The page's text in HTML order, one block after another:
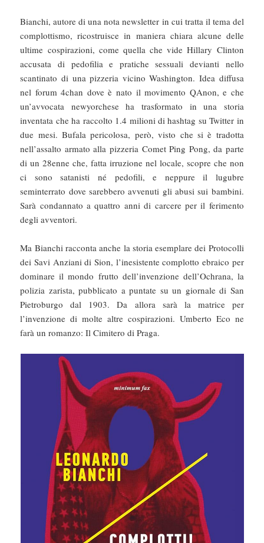
Bianchi, autore di una nota newsletter in cui tratta il tema del
complottismo, ricostruisce in maniera chiara alcune delle
ultime cospirazioni, come quella che vide Hillary Clinton
accusata di pedofilia e pratiche sessuali devianti nello
scantinato di una pizzeria vicino Washington. Idea diffusa
nel forum 4chan dove è nato il movimento QAnon, e che
un’avvocata newyorchese ha trasformato in una storia
inventata che ha raccolto 1.4 milioni di hashtag su Twitter in
due mesi. Bufala pericolosa, però, visto che si è tradotta
nell’assalto armato alla pizzeria Comet Ping Pong, da parte
di un 28enne che, fatta irruzione nel locale, scopre che non
ci sono satanisti né pedofili, e neppure il lugubre
seminterrato dove sarebbero avvenuti gli abusi sui bambini.
Sarà condannato a quattro anni di carcere per il ferimento
degli avventori.
Ma Bianchi racconta anche la storia esemplare dei Protocolli
dei Savi Anziani di Sion, l’inesistente complotto ebraico per
dominare il mondo frutto dell’invenzione dell’Ochrana, la
polizia zarista, pubblicato a puntate su un giornale di San
Pietroburgo dal 1903. Da allora sarà la matrice per
l’invenzione di molte altre cospirazioni. Umberto Eco ne
farà un romanzo: Il Cimitero di Praga.